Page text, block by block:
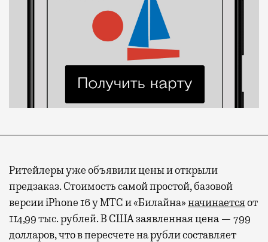
Ритейлеры уже объявили цены и открыли
предзаказ. Стоимость самой простой, базовой
версии iPhone 16 у МТС и «Билайна»начинаетсяот
114,99 тыс. рублей. В США заявленная цена — 799
долларов, что в пересчете на рубли составляет